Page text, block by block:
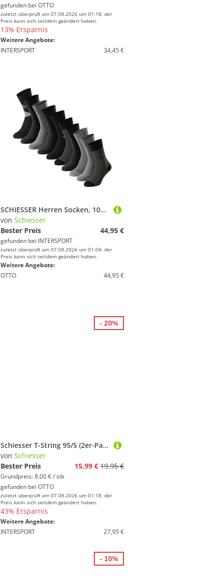
gefunden bei OTTO
zuletzt überprüft am 07.08.2026 um 01:18; der
Preis kann sich seitdem geändert haben.
13% Ersparnis
Weitere Angebote:
INTERSPORT
34,45 €
SCHIESSER Herren Socken, 10er Pack - "Bluebird", Baumwoll-Mix, uni/gemustert
von Schiesser
Bester Preis
44,95 €
gefunden bei INTERSPORT
zuletzt überprüft am 07.08.2026 um 01:04; der
Preis kann sich seitdem geändert haben.
Weitere Angebote:
OTTO
44,95 €
Schiesser T-String 95/5 (2er-Pack) mit besonders flachen Nähten
von Schiesser
Bester Preis
15,99 € 19,95 €
Grundpreis: 8,00 € / stk
gefunden bei OTTO
zuletzt überprüft am 07.08.2026 um 01:18; der
Preis kann sich seitdem geändert haben.
43% Ersparnis
Weitere Angebote:
INTERSPORT
27,95 €
- 20%
- 10%